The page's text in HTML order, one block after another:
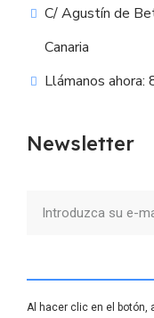
C/ Agustín de
Canaria
Llámanos
Newsletter
Al hacer clic en el botón,